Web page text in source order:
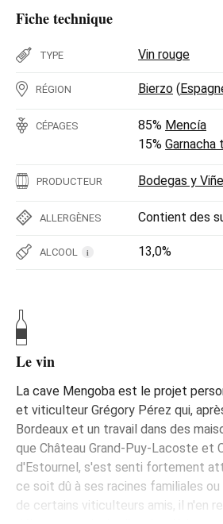
Fiche technique
TYPE Vin rouge
RÉGION Bierzo (
CÉPAGES 85% Mencía
15% Garnacha
PRODUCTEUR Bodegas y
ALLERGÈNES Contient des
ALCOOL i 13,0%
Le vin
La cave Mengoba est le projet
et viticulteur Grégory Pérez qui,
Bordeaux et un travail dans des
que Château Grand-Puy-Lacoste et
d'Estournel, s'est senti fortement
ce soit dû à ses racines familiales
de certains viticulteurs amis, il n'en